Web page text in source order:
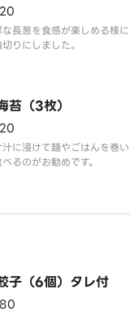
長葱を食感が楽しめる様に
りにしました。
苔（3枚）
汁に浸けて麺やごはんを巻い
るのがお勧めです。
子（6個）タレ付